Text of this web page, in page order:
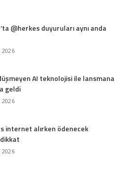
@herkes duyuruları aynı anda
2026
AI teknolojisi ile lansmana
geldi
2026
internet alırken ödenecek
2026